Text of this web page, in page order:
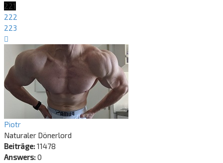
221
222
223
Piotr
Naturaler Dönerlord
Beiträge:11478
Answers:0